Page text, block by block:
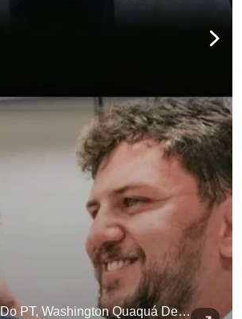
Vice-Presidente Do PT, Washington Quaquá Defende Lulinha E Diz Que Ele Vive Em Condições Precárias